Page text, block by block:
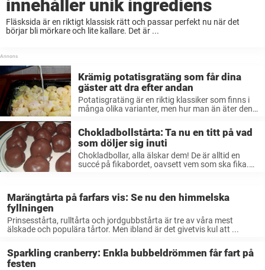
innehåller unik ingrediens
Fläsksida är en riktigt klassisk rätt och passar perfekt nu när det
börjar bli mörkare och lite kallare. Det är ...
Krämig potatisgratäng som får dina
gäster att dra efter andan
Potatisgratäng är en riktig klassiker som finns i
många olika varianter, men hur man än äter den
Chokladbollstårta: Ta nu en titt på vad
som döljer sig inuti
Chokladbollar, alla älskar dem! De är alltid en
succé på fikabordet, oavsett vem som ska fika.
Marängtårta på farfars vis: Se nu den himmelska
fyllningen
Prinsesstårta, rulltårta och jordgubbstårta är tre av våra mest
älskade och populära tårtor. Men ibland är det givetvis kul att ...
Sparkling cranberry: Enkla bubbeldrömmen får fart på
festen